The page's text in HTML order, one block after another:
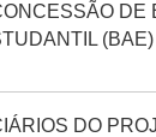
DE
(BAE)
DO